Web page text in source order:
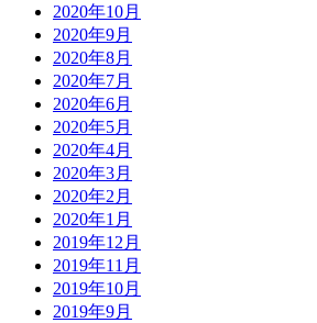
2020年10月
2020年9月
2020年8月
2020年7月
2020年6月
2020年5月
2020年4月
2020年3月
2020年2月
2020年1月
2019年12月
2019年11月
2019年10月
2019年9月